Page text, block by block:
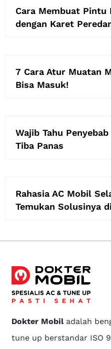
Cara Membuat Pintu
dengan Karet
7 Cara Atur Muatan
Bisa Masuk!
Wajib Tahu
Tiba Panas
Rahasia AC Mobil
Temukan Solusinya
Dokter Mobiladalah
tune up berstandar ISO